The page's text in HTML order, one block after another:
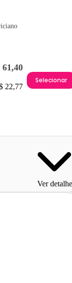
61,40
22,77
Selecionar
Ver